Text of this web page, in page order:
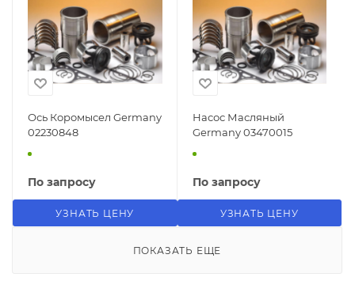
Ось Коромысел Germany
02230848
По запросу
УЗНАТЬ ЦЕНУ
Насос Масляный
Germany 03470015
По запросу
УЗНАТЬ ЦЕНУ
ПОКАЗАТЬ ЕЩЕ